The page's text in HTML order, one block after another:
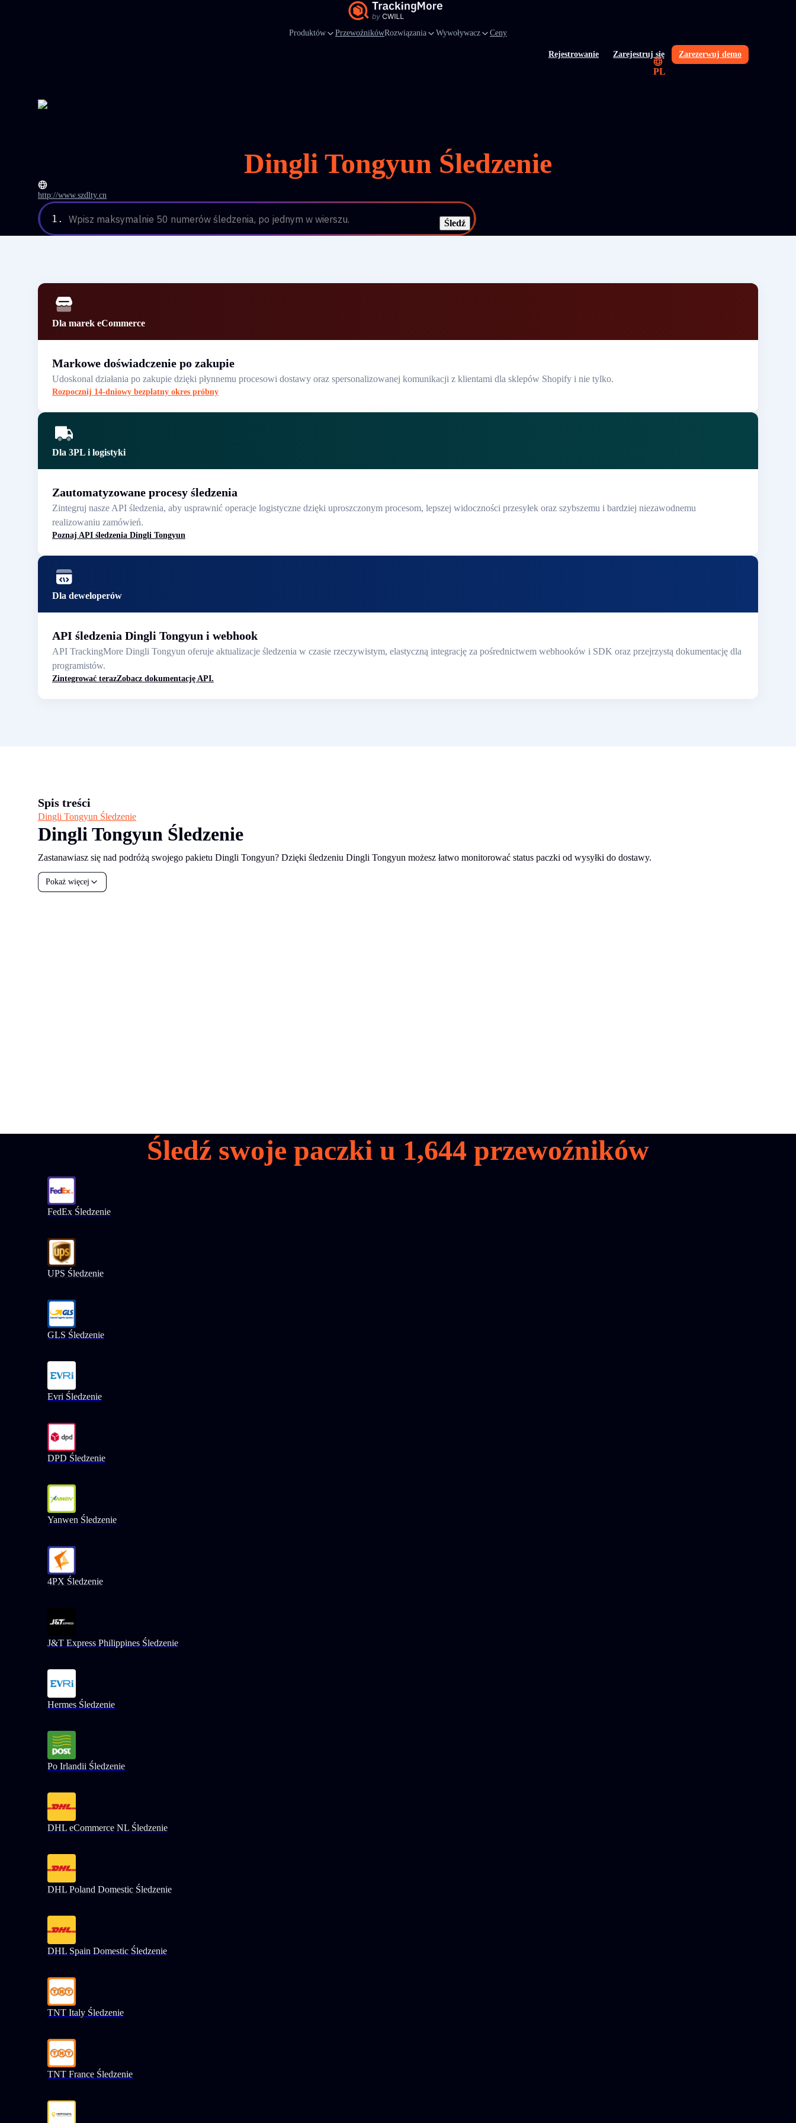
Produktów PrzewoźnikówRozwiązania Wywoływacz Ceny
Rejestrowanie Zarejestruj się Zarezerwuj demo
PL
Dingli Tongyun Śledzenie
http://www.szdlty.cn
1. Wpisz maksymalnie 50 numerów śledzenia, po jednym w wierszu. Śledź
Dla marek eCommerce
Markowe doświadczenie po zakupie
Udoskonal działania po zakupie dzięki płynnemu procesowi dostawy oraz spersonalizowanej komunikacji z klientami dla sklepów Shopify i nie tylko.
Rozpocznij 14-dniowy bezpłatny okres próbny
Dla 3PL i logistyki
Zautomatyzowane procesy śledzenia
Zintegruj nasze API śledzenia, aby usprawnić operacje logistyczne dzięki uproszczonym procesom, lepszej widoczności przesyłek oraz szybszemu i bardziej niezawodnemu
realizowaniu zamówień.
Poznaj API śledzenia Dingli Tongyun
Dla deweloperów
API śledzenia Dingli Tongyun i webhook
API TrackingMore Dingli Tongyun oferuje aktualizacje śledzenia w czasie rzeczywistym, elastyczną integrację za pośrednictwem webhooków i SDK oraz przejrzystą dokumentację dla
programistów.
Zintegrować terazZobacz dokumentację API.
Spis treści
Dingli Tongyun Śledzenie
Dingli Tongyun Śledzenie
Zastanawiasz się nad podróżą swojego pakietu Dingli Tongyun? Dzięki śledzeniu Dingli Tongyun możesz łatwo monitorować status paczki od wysyłki do dostawy.
Pokaż więcej
Śledź swoje paczki u 1,644 przewoźników
FedEx Śledzenie
UPS Śledzenie
GLS Śledzenie
Evri Śledzenie
DPD Śledzenie
Yanwen Śledzenie
4PX Śledzenie
J&T Express Philippines Śledzenie
Hermes Śledzenie
Po Irlandii Śledzenie
DHL eCommerce NL Śledzenie
DHL Poland Domestic Śledzenie
DHL Spain Domestic Śledzenie
TNT Italy Śledzenie
TNT France Śledzenie